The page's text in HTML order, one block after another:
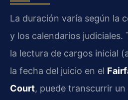
La duración varía según la
y los calendarios judiciales.
la lectura de cargos inicial
la fecha del juicio en el
Court, puede transcurrir